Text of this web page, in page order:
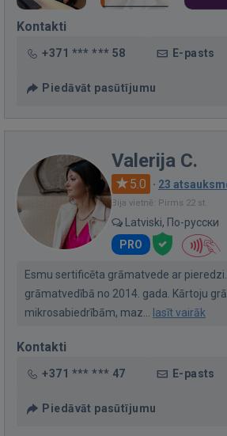
Kontakti
+371 *** *** 58 E-pasts
Piedāvāt pasūtījumu
Valerija C.
5.0 · 23
Bija vietnē: Pirms 22 st.
Latviski, По-русски
PRO
Esmu sertificēta grāmatvede ar
grāmatvedībā no 2014. gada. Kārtoju
mikrosabiedrībām, maz... lasīt vairāk
Kontakti
+371 *** *** 47 E-pasts
Piedāvāt pasūtījumu